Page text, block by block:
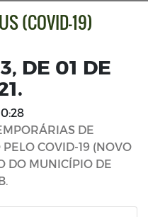
(COVID-19)
DE 01 DE
DE
COVID-19 (NOVO
DO MUNICÍPIO DE